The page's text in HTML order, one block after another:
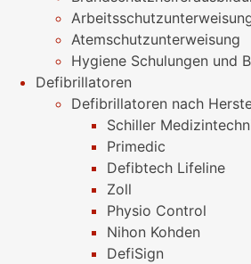
Atemschutzunterweisung
Hygiene Schulungen und
Defibrillatoren
Defibrillatoren nach
Schiller
Primedic
Defibtech Lifeline
Zoll
Physio Control
Nihon Kohden
DefiSign